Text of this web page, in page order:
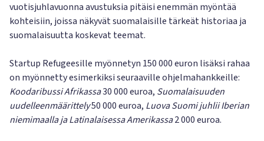
vuotisjuhlavuonna avustuksia pitäisi enemmän myöntää
kohteisiin, joissa näkyvät suomalaisille tärkeät historiaa ja
suomalaisuutta koskevat teemat.
Startup Refugeesille myönnetyn 150 000 euron lisäksi rahaa
on myönnetty esimerkiksi seuraaville ohjelmahankkeille:
Koodaribussi Afrikassa30 000 euroa, Suomalaisuuden
uudelleenmäärittely50 000 euroa, Luova Suomi juhlii Iberian
niemimaalla ja Latinalaisessa Amerikassa2 000 euroa.